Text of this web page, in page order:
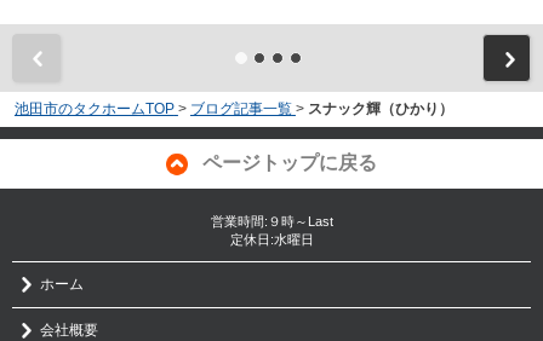
池田市のタクホームTOP > ブログ記事一覧 > スナック輝（ひかり）
ページトップに戻る
営業時間:９時～Last
定休日:水曜日
ホーム
会社概要